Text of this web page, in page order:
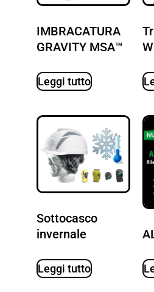
IMBRACATURA
GRAVITY MSA™
Leggi tutto
Sottocasco
invernale
Leggi tutto